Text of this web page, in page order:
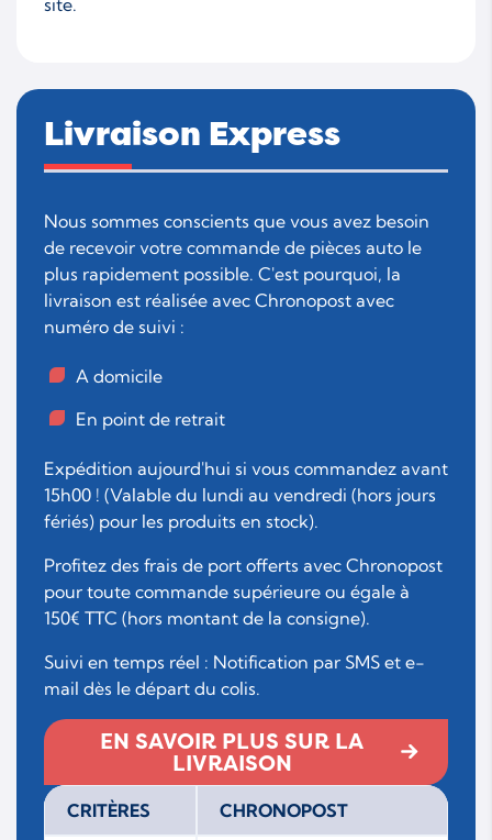
Livraison Express
Nous sommes conscients que vous avez besoin
de recevoir votre commande de pièces auto le
plus rapidement possible. C'est pourquoi, la
livraison est réalisée avec Chronopost avec
numéro de suivi :
A domicile
En point de retrait
Expédition aujourd'hui si vous commandez avant
15h00 ! (Valable du lundi au vendredi (hors jours
fériés) pour les produits en stock).
Profitez des frais de port offerts avec Chronopost
pour toute commande supérieure ou égale à
150€ TTC (hors montant de la consigne).
Suivi en temps réel : Notification par SMS et e-
mail dès le départ du colis.
EN SAVOIR PLUS SUR LA
LIVRAISON
CRITÈRES CHRONOPOST